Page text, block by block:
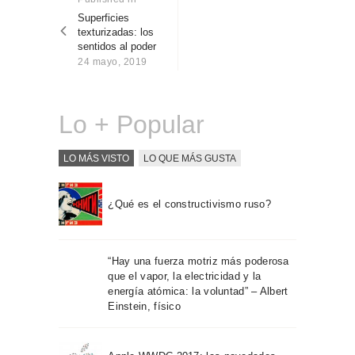
Sobre Connections
by Finsa
Contacto
entradas
Superficies
texturizadas: los
sentidos al poder
24 mayo, 2019
Lo + Popular
LO MÁS VISTO LO QUE MÁS GUSTA
¿Qué es el constructivismo ruso?
“Hay una fuerza motriz más poderosa
que el vapor, la electricidad y la
energía atómica: la voluntad” – Albert
Einstein, físico